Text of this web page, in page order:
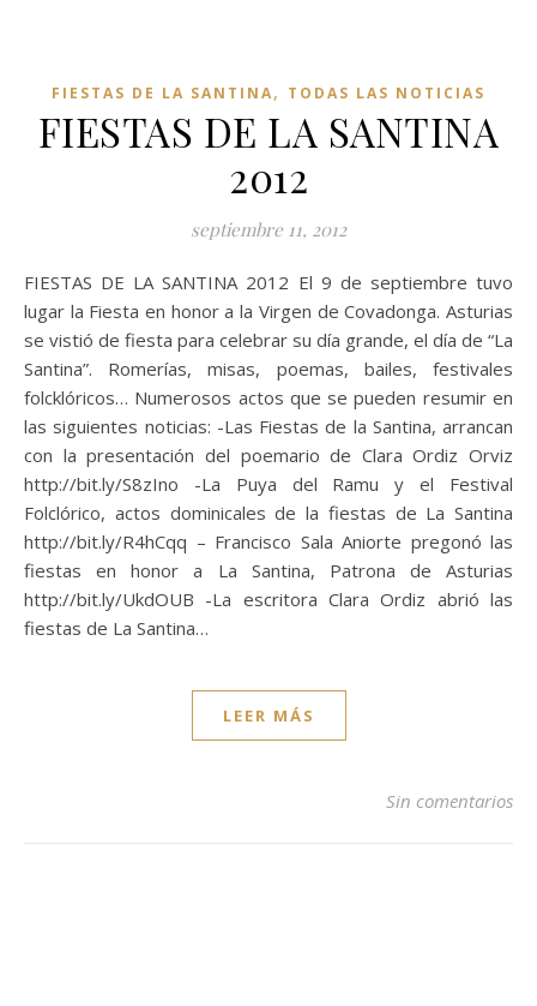
FIESTAS DE LA SANTINA, TODAS LAS NOTICIAS
FIESTAS DE LA SANTINA
2012
septiembre 11, 2012
FIESTAS DE LA SANTINA 2012 El 9 de septiembre tuvo
lugar la Fiesta en honor a la Virgen de Covadonga. Asturias
se vistió de fiesta para celebrar su día grande, el día de “La
Santina”. Romerías, misas, poemas, bailes, festivales
folcklóricos… Numerosos actos que se pueden resumir en
las siguientes noticias: -Las Fiestas de la Santina, arrancan
con la presentación del poemario de Clara Ordiz Orviz
http://bit.ly/S8zIno -La Puya del Ramu y el Festival
Folclórico, actos dominicales de la fiestas de La Santina
http://bit.ly/R4hCqq – Francisco Sala Aniorte pregonó las
fiestas en honor a La Santina, Patrona de Asturias
http://bit.ly/UkdOUB -La escritora Clara Ordiz abrió las
fiestas de La Santina…
LEER MÁS
Sin comentarios